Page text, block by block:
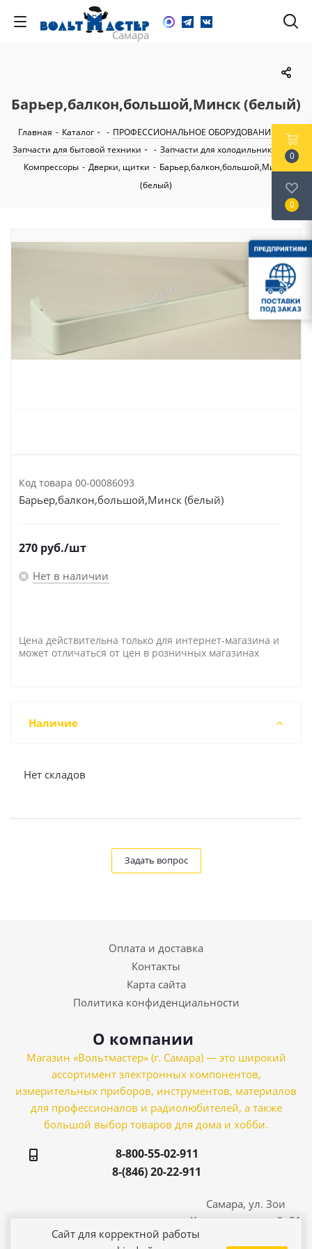
Барьер,балкон,большой,Минск (белый)
Главная - Каталог - ПРОФЕССИОНАЛЬНОЕ ОБОРУДОВАНИЕ
-
Запчасти для бытовой техники
- Запчасти для холодильников
-
Компрессоры - Дверки, щитки - Барьер,балкон,большой,Минск
(белый)
Код товара 00-00086093
Барьер,балкон,большой,Минск (белый)
270 руб./шт
Нет в наличии
Цена действительна только для интернет-магазина и
может отличаться от цен в розничных магазинах
Наличие
Нет складов
Задать вопрос
Оплата и доставка
Контакты
Карта сайта
Политика конфиденциальности
О компании
Магазин «Вольтмастер» (г. Самара) — это широкий
ассортимент электронных компонентов,
измерительных приборов, инструментов, материалов
для профессионалов и радиолюбителей, а также
большой выбор товаров для дома и хобби.
8-800-55-02-911
8-(846) 20-22-911
Самара, ул. Зои
Космодемьянской, 21
0
0
Сайт для корректной работы